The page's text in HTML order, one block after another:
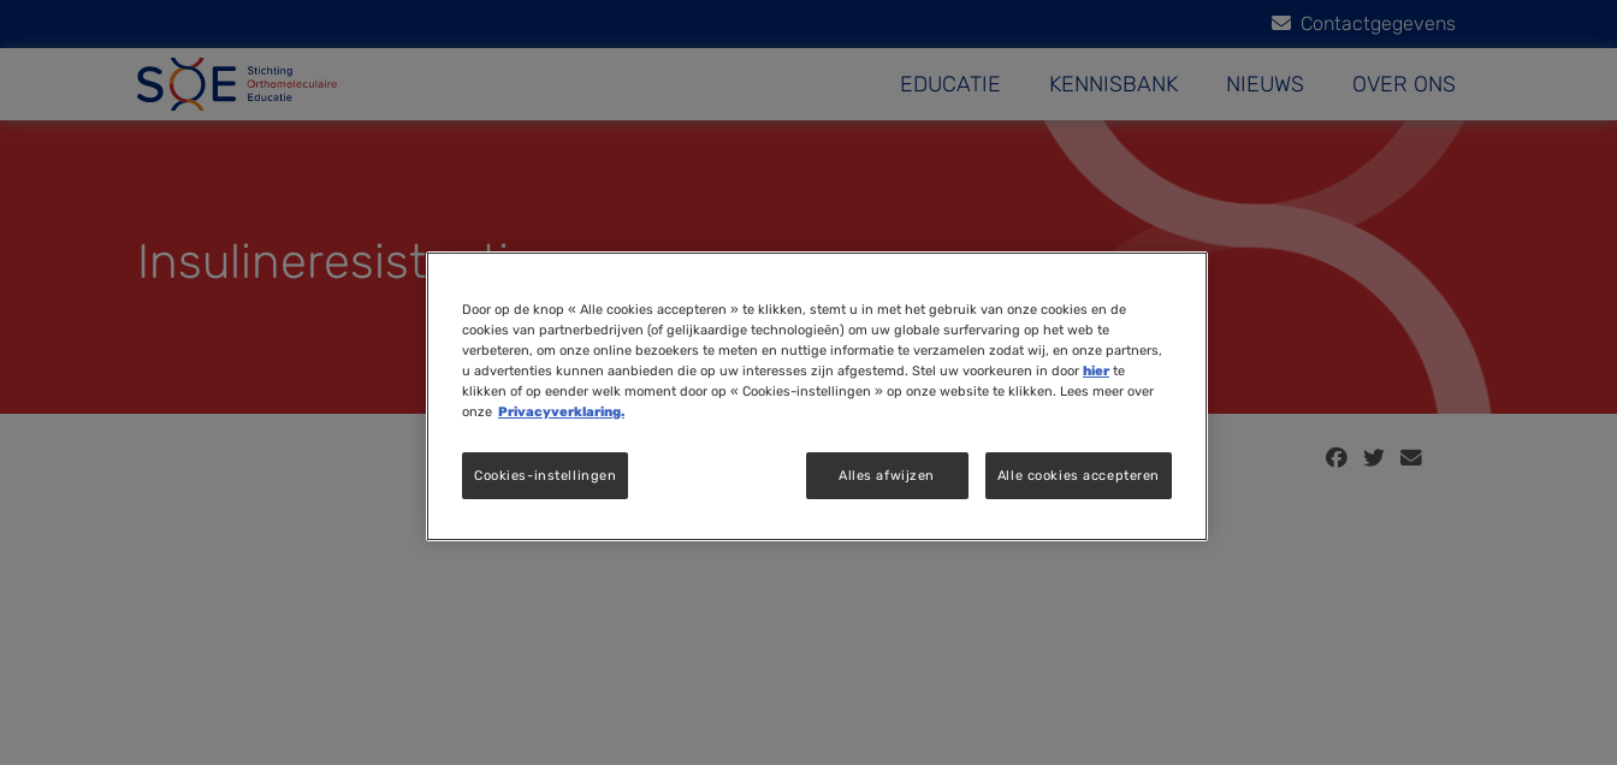
Contactgegevens
EDUCATIE KENNISBANK NIEUWS OVER ONS
Insulineresistentie
Door op de knop « Alle cookies accepteren » te klikken, stemt u in met het gebruik van onze cookies en de
cookies van partnerbedrijven (of gelijkaardige technologieën) om uw globale surfervaring op het web te
verbeteren, om onze online bezoekers te meten en nuttige informatie te verzamelen zodat wij, en onze partners,
u advertenties kunnen aanbieden die op uw interesses zijn afgestemd. Stel uw voorkeuren in door hierte
klikken of op eender welk moment door op « Cookies-instellingen » op onze website te klikken. Lees meer over
onze Privacyverklaring.
Alles afwijzen Alle cookies accepteren
Cookies-instellingen